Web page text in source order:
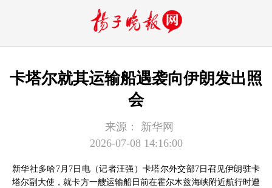
卡塔尔就其运输船遇袭向伊朗发出照
会
来源：
新华网
2026-07-08 14:16:00
新华社多哈7月7日电（记者汪强）卡塔尔外交部7日召见伊朗驻卡
塔尔副大使，就卡方一艘运输船日前在霍尔木兹海峡附近航行时遭